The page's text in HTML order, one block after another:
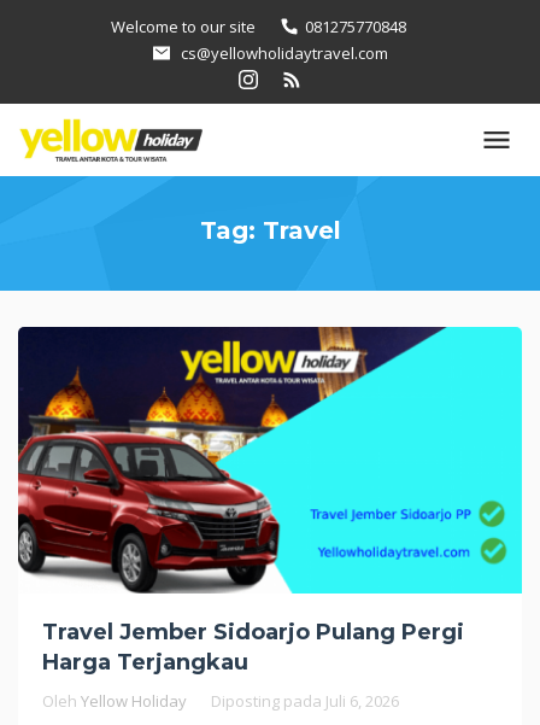
Welcome to our site
081275770848
cs@yellowholidaytravel.com
Tag: Travel
Travel Jember Sidoarjo Pulang Pergi
Harga Terjangkau
Oleh Yellow Holiday Diposting pada Juli 6, 2026